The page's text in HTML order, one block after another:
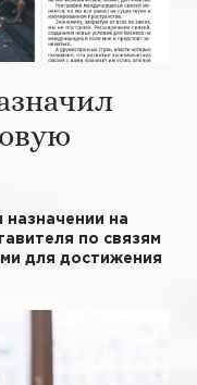
назначении на
по связям
для достижения